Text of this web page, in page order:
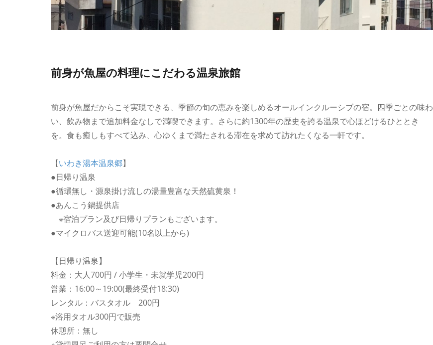
前身が魚屋の料理にこだわる温泉旅館
前身が魚屋だからこそ実現できる、季節の旬の恵みを楽しめるオールインクルーシブの宿。四季ごとの味わ
い、飲み物まで追加料金なしで満喫できます。さらに約1300年の歴史を誇る温泉で心ほどけるひととき
を。食も癒しもすべて込み、心ゆくまで満たされる滞在を求めて訪れたくなる一軒です。
【いわき湯本温泉郷】
●日帰り温泉
●循環無し・源泉掛け流しの湯量豊富な天然硫黄泉！
●あんこう鍋提供店
※宿泊プラン及び日帰りプランもございます。
●マイクロバス送迎可能(10名以上から)
【日帰り温泉】
料金：大人700円 / 小学生・未就学児200円
営業：16:00～19:00(最終受付18:30)
レンタル：バスタオル 200円
※浴用タオル300円で販売
休憩所：無し